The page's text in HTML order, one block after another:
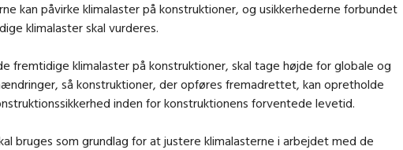
kan påvirke klimalaster på konstruktioner, og usikkerhederne forbundet
klimalaster skal vurderes.
fremtidige klimalaster på konstruktioner, skal tage højde for globale og
så konstruktioner, der opføres fremadrettet, kan opretholde
inden for konstruktionens forventede levetid.
bruges som grundlag for at justere klimalasterne i arbejdet med de